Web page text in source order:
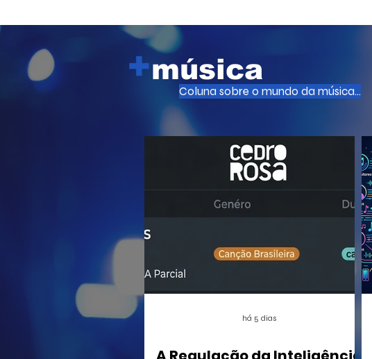
as manifestações da cultura de
massa digital.
+música
Coluna sobre o mundo da música...
há 5 dias